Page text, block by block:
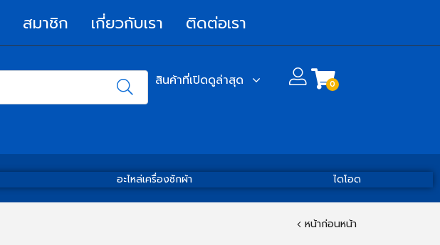
สมาชิก เกี่ยวกับเรา ติดต่อเรา
สินค้าที่เปิดดูล่าสุด 0
อะไหล่เครื่องซักผ้า ไดโอด
หน้าก่อนหน้า